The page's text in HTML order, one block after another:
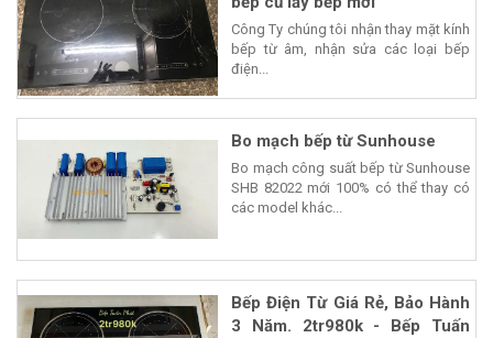
Công Ty chúng tôi nhận thay mặt kính
bếp từ âm, nhận sửa các loại bếp
điện...
Bo mạch bếp từ Sunhouse
Bo mạch công suất bếp từ Sunhouse
SHB 82022 mới 100% có thể thay có
các model khác...
Bếp Điện Từ Giá Rẻ, Bảo Hành
3 Năm. 2tr980k - Bếp Tuấn